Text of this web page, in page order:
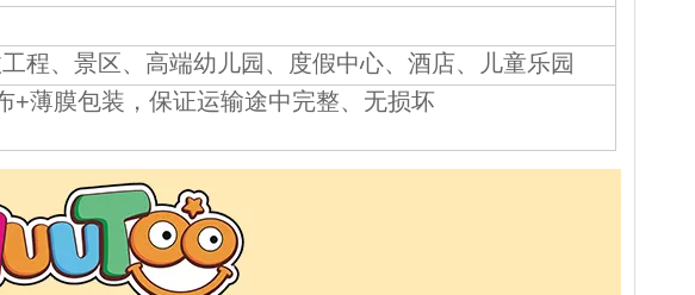
程、景区、高端幼儿园、度假中心、酒店、儿童乐园
+薄膜包装，保证运输途中完整、无损坏